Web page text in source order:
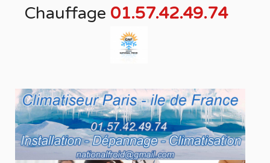
Chauffage 01.57.42.49.74